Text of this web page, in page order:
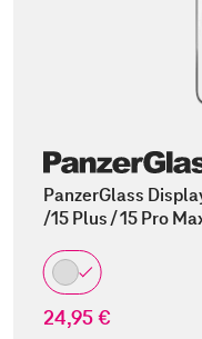
PanzerGlass
/15 Plus / 15 Pro
24,95 €